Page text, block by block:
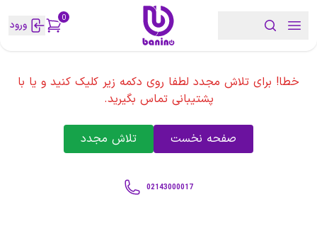
0 ورود
خطا! برای تلاش مجدد لطفا روی دکمه زیر کلیک کنید و یا با
پشتیبانی تماس بگیرید.
صفحه نخست تلاش مجدد
02143000017